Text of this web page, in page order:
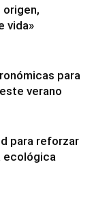
origen,
vida»
para
verano
para reforzar
ecológica